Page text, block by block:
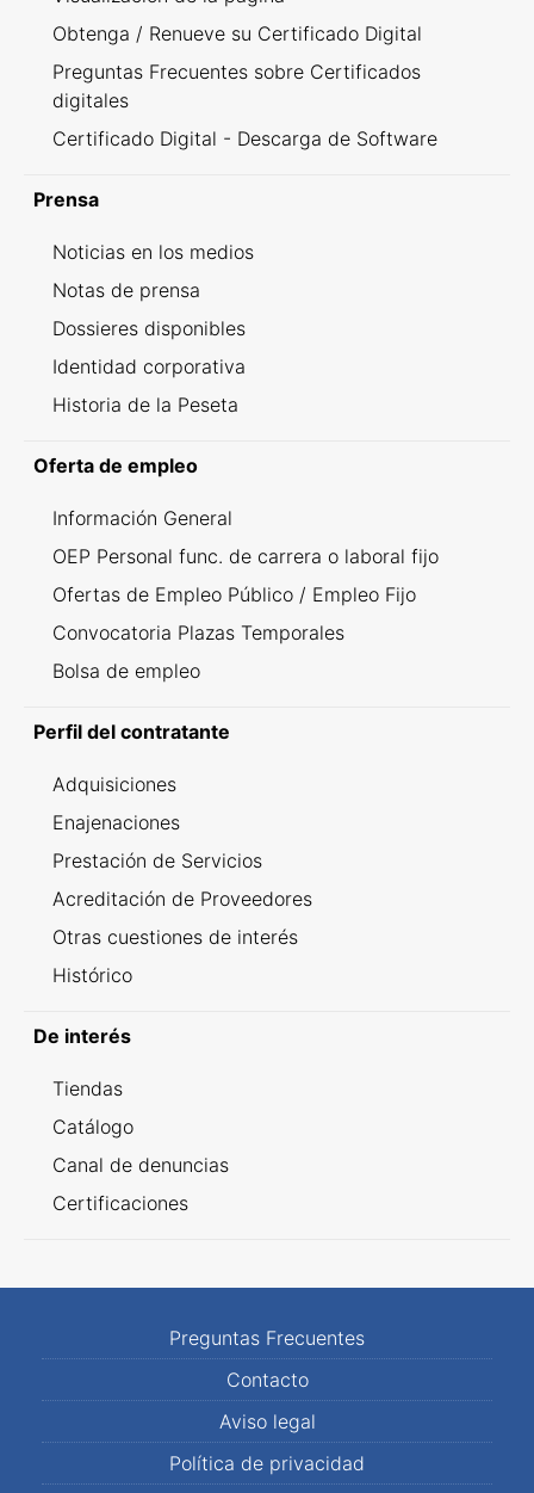
Obtenga / Renueve su Certificado Digital
Preguntas Frecuentes sobre Certificados
digitales
Certificado Digital - Descarga de Software
Prensa
Noticias en los medios
Notas de prensa
Dossieres disponibles
Identidad corporativa
Historia de la Peseta
Oferta de empleo
Información General
OEP Personal func. de carrera o laboral fijo
Ofertas de Empleo Público / Empleo Fijo
Convocatoria Plazas Temporales
Bolsa de empleo
Perfil del contratante
Adquisiciones
Enajenaciones
Prestación de Servicios
Acreditación de Proveedores
Otras cuestiones de interés
Histórico
De interés
Tiendas
Catálogo
Canal de denuncias
Certificaciones
Preguntas Frecuentes
Contacto
Aviso legal
Política de privacidad